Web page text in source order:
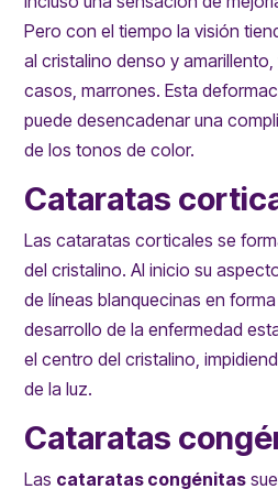
Pero con el tiempo la visión
al cristalino denso y
casos, marrones. Esta
puede desencadenar una
de los tonos de color.
Cataratas
Las cataratas corticales se
del cristalino. Al inicio su
de líneas blanquecinas en
desarrollo de la enfermedad
el centro del cristalino,
de la luz.
Cataratas
Las cataratas congénitas